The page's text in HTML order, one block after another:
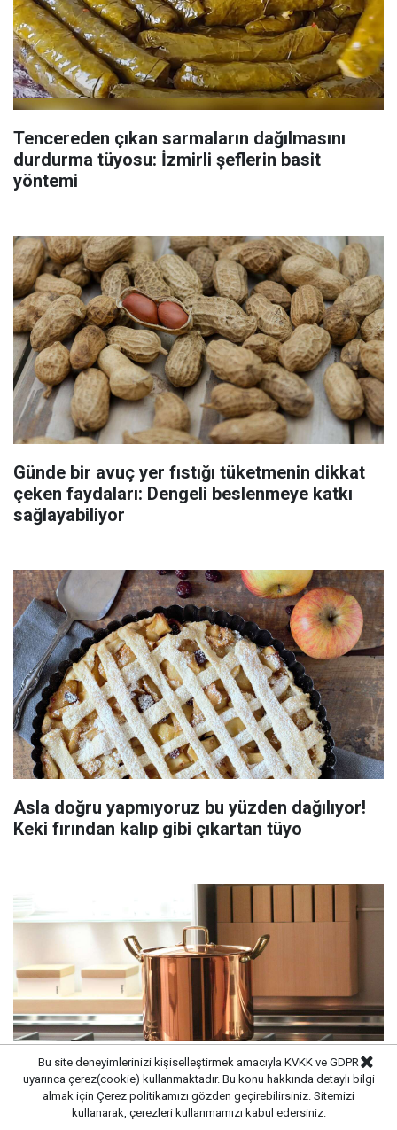
Tencereden çıkan sarmaların dağılmasını
durdurma tüyosu: İzmirli şeflerin basit
yöntemi
Günde bir avuç yer fıstığı tüketmenin dikkat
çeken faydaları: Dengeli beslenmeye katkı
sağlayabiliyor
Asla doğru yapmıyoruz bu yüzden dağılıyor!
Keki fırından kalıp gibi çıkartan tüyo
Süt kaynarken taşıyorsa bu yöntemi deneyin:
Bu site deneyimlerinizi kişiselleştirmek amacıyla KVKK ve GDPR
uyarınca çerez(cookie) kullanmaktadır. Bu konu hakkında detaylı bilgi
almak için Çerez politikamızı gözden geçirebilirsiniz. Sitemizi
kullanarak, çerezleri kullanmamızı kabul edersiniz.